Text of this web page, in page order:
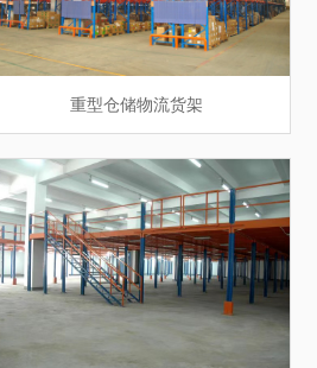
重型仓储物流货架
重型仓储物流货架
折叠式仓储笼
堆垛架定制
钢制托盘
工作台
钢制密集架